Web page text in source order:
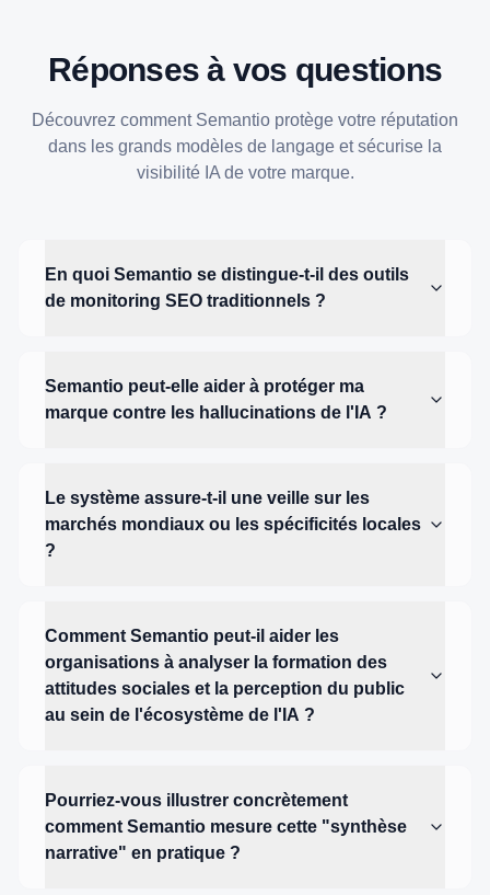
Réponses à vos questions
Découvrez comment Semantio protège votre réputation
dans les grands modèles de langage et sécurise la
visibilité IA de votre marque.
En quoi Semantio se distingue-t-il des outils
de monitoring SEO traditionnels ?
Semantio peut-elle aider à protéger ma
marque contre les hallucinations de l'IA ?
Le système assure-t-il une veille sur les
marchés mondiaux ou les spécificités locales
?
Comment Semantio peut-il aider les
organisations à analyser la formation des
attitudes sociales et la perception du public
au sein de l'écosystème de l'IA ?
Pourriez-vous illustrer concrètement
comment Semantio mesure cette "synthèse
narrative" en pratique ?